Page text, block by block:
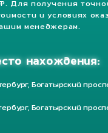
Для получения
и условиях
менеджерам.
нахождения:
Богатырский
Богатырский